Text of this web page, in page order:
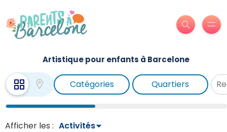
Artistique pour enfants à Barcelone
Catégories Quartiers
Afficher les :